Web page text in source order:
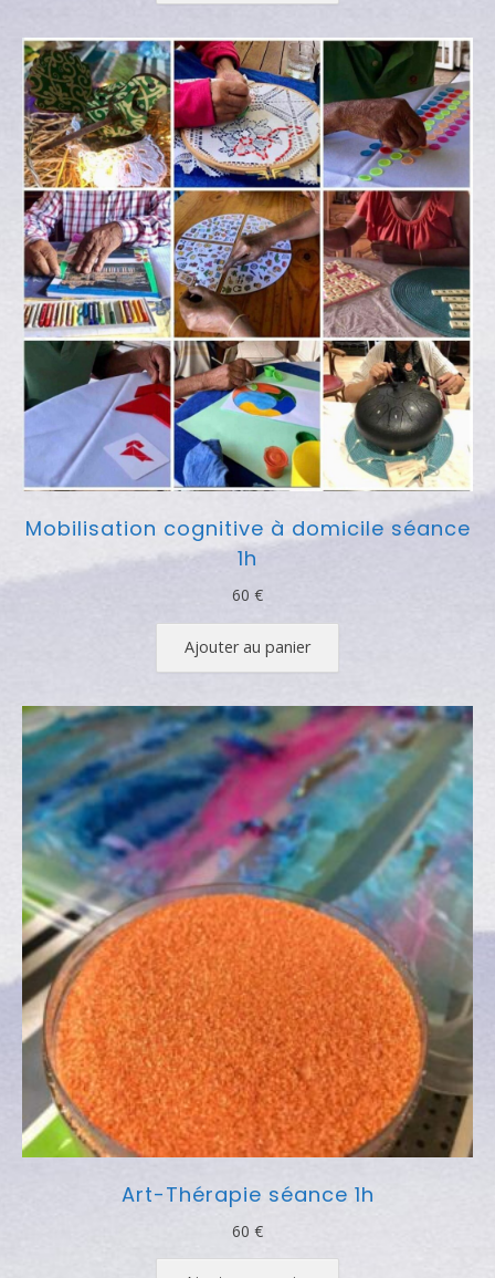
Mobilisation cognitive à domicile séance
1h
60 €
Ajouter au panier
Art-Thérapie séance 1h
60 €